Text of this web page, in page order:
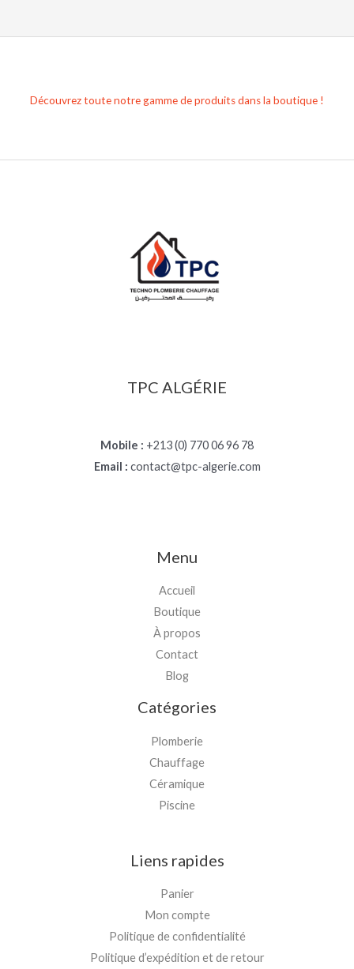
Découvrez toute notre gamme de produits dans la boutique !
TPC ALGÉRIE
Mobile : +213 (0) 770 06 96 78
Email : contact@tpc-algerie.com
Menu
Accueil
Boutique
À propos
Contact
Blog
Catégories
Plomberie
Chauffage
Céramique
Piscine
Liens rapides
Panier
Mon compte
Politique de confidentialité
Politique d’expédition et de retour